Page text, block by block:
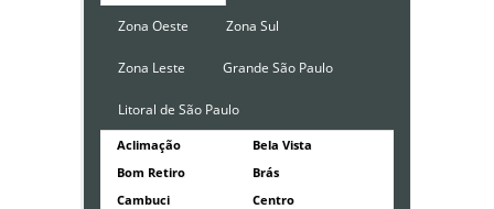
Zona Oeste Zona Sul
Zona Leste Grande São Paulo
Litoral de São Paulo
Aclimação
Bela Vista
Bom Retiro
Brás
Cambuci
Centro